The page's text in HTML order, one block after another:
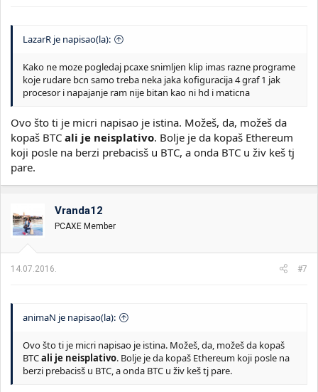
LazarR je napisao(la):
Kako ne moze pogledaj pcaxe snimljen klip imas razne programe
koje rudare bcn samo treba neka jaka kofiguracija 4 graf 1 jak
procesor i napajanje ram nije bitan kao ni hd i maticna
Ovo što ti je micri napisao je istina. Možeš, da, možeš da
kopaš BTC ali je neisplativo. Bolje je da kopaš Ethereum
koji posle na berzi prebacisš u BTC, a onda BTC u živ keš tj
pare.
Vranda12
PCAXE Member
14.07.2016. #7
animaN je napisao(la):
Ovo što ti je micri napisao je istina. Možeš, da, možeš da kopaš
BTCali je neisplativo. Bolje je da kopaš Ethereum koji posle na
berzi prebacisš u BTC, a onda BTC u živ keš tj pare.